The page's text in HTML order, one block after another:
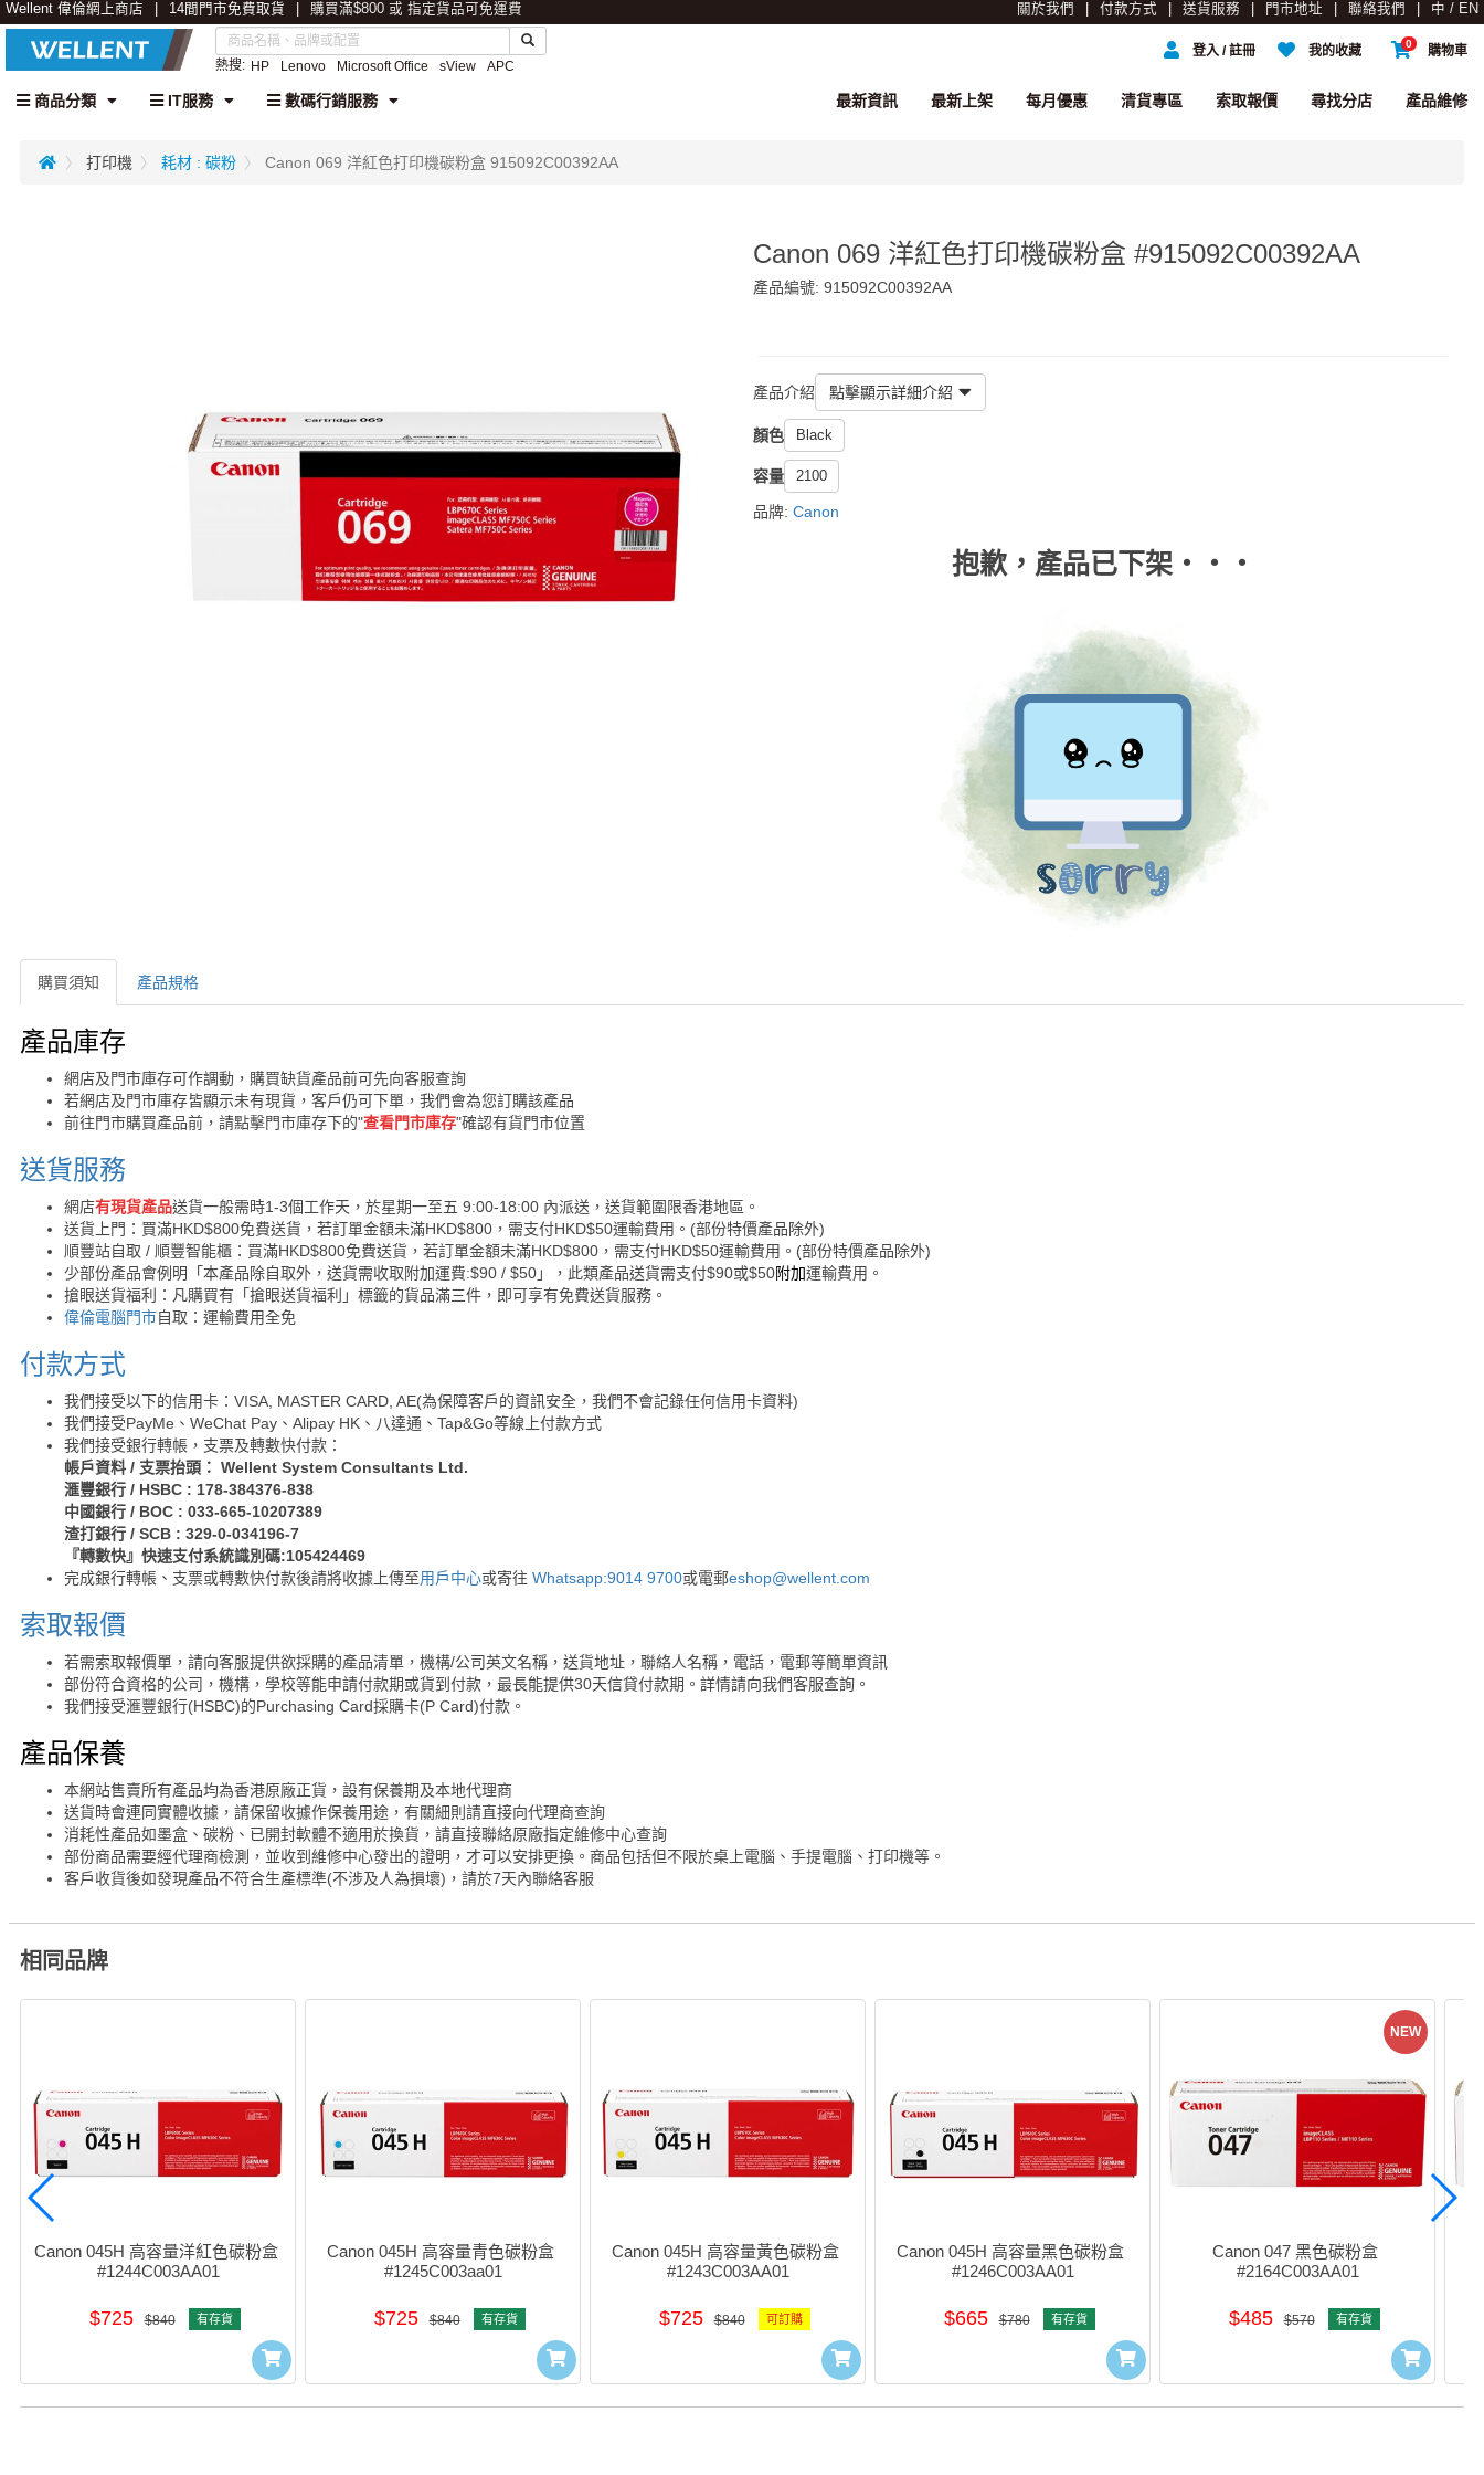
Wellent 偉倫網上商店 14間門市免費取貨 購買滿$800 或 指定貨品可免運費 關於我們 付款方式 送貨服務 門市地址 聯絡我們 中 / EN
熱搜: HP Lenovo Microsoft Office sView APC
0 購物車
我的收藏
登入 / 註冊
商品分類 IT服務 數碼行銷服務 產品維修
尋找分店
索取報價
清貨專區
每月優惠
最新上架
最新資訊
打印機 耗材 : 碳粉 Canon 069 洋紅色打印機碳粉盒 915092C00392AA
Canon 069 洋紅色打印機碳粉盒 #915092C00392AA
產品編號: 915092C00392AA
產品介紹 點擊顯示詳細介紹
顏色 Black
容量 2100
品牌: Canon
抱歉，產品已下架‧‧‧
購買須知 產品規格
購買須知
產品庫存
網店及門市庫存可作調動，購買缺貨產品前可先向客服查詢
若網店及門市庫存皆顯示未有現貨，客戶仍可下單，我們會為您訂購該產品
前往門市購買產品前，請點擊門市庫存下的"查看門市庫存"確認有貨門市位置
送貨服務
網店有現貨產品送貨一般需時1-3個工作天，於星期一至五 9:00-18:00 內派送，送貨範圍限香港地區。
送貨上門：買滿HKD$800免費送貨，若訂單金額未滿HKD$800，需支付HKD$50運輸費用。(部份特價產品除外)
順豐站自取 / 順豐智能櫃：買滿HKD$800免費送貨，若訂單金額未滿HKD$800，需支付HKD$50運輸費用。(部份特價產品除外)
少部份產品會例明「本產品除自取外，送貨需收取附加運費:$90 / $50」，此類產品送貨需支付$90或$50附加運輸費用。
搶眼送貨福利：凡購買有「搶眼送貨福利」標籤的貨品滿三件，即可享有免費送貨服務。
偉倫電腦門市自取：運輸費用全免
付款方式
我們接受以下的信用卡：VISA, MASTER CARD, AE(為保障客戶的資訊安全，我們不會記錄任何信用卡資料)
我們接受PayMe、WeChat Pay、Alipay HK、八達通、Tap&Go等線上付款方式
我們接受銀行轉帳，支票及轉數快付款：
帳戶資料 / 支票抬頭： Wellent System Consultants Ltd.
滙豐銀行 / HSBC : 178-384376-838
中國銀行 / BOC : 033-665-10207389
渣打銀行 / SCB : 329-0-034196-7
『轉數快』快速支付系統識別碼:105424469
完成銀行轉帳、支票或轉數快付款後請將收據上傳至用戶中心或寄往 Whatsapp:9014 9700或電郵eshop@wellent.com
索取報價
若需索取報價單，請向客服提供欲採購的產品清單，機構/公司英文名稱，送貨地址，聯絡人名稱，電話，電郵等簡單資訊
部份符合資格的公司，機構，學校等能申請付款期或貨到付款，最長能提供30天信貸付款期。詳情請向我們客服查詢。
我們接受滙豐銀行(HSBC)的Purchasing Card採購卡(P Card)付款。
產品保養
本網站售賣所有產品均為香港原廠正貨，設有保養期及本地代理商
送貨時會連同實體收據，請保留收據作保養用途，有關細則請直接向代理商查詢
消耗性產品如墨盒、碳粉、已開封軟體不適用於換貨，請直接聯絡原廠指定維修中心查詢
部份商品需要經代理商檢測，並收到維修中心發出的證明，才可以安排更換。商品包括但不限於桌上電腦、手提電腦、打印機等。
客戶收貨後如發現產品不符合生產標準(不涉及人為損壞)，請於7天內聯絡客服
相同品牌
Canon 045H 高容量洋紅色碳粉盒
#1244C003AA01
$725 $840 有存貨
Canon 045H 高容量青色碳粉盒
#1245C003aa01
$725 $840 有存貨
Canon 045H 高容量黃色碳粉盒
#1243C003AA01
$725 $840 可訂購
Canon 045H 高容量黑色碳粉盒
#1246C003AA01
$665 $780 有存貨
NEW
Canon 047 黑色碳粉盒
#2164C003AA01
$485 $570 有存貨